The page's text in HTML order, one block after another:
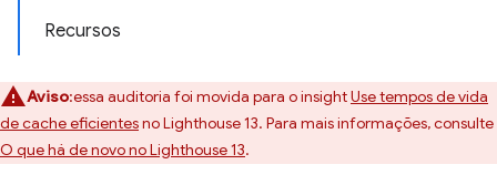
Recursos
Aviso:essa auditoria foi movida para o insightUse tempos de vida
de cache eficientesno Lighthouse 13. Para mais informações, consulte
O que há de novo no Lighthouse 13.